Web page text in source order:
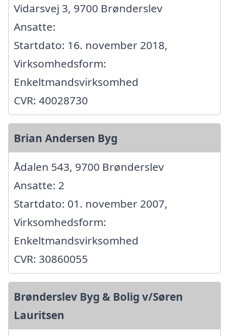
Vidarsvej 3, 9700 Brønderslev
Ansatte:
Startdato: 16. november 2018,
Virksomhedsform:
Enkeltmandsvirksomhed
CVR: 40028730
Brian Andersen Byg
Ådalen 543, 9700 Brønderslev
Ansatte: 2
Startdato: 01. november 2007,
Virksomhedsform:
Enkeltmandsvirksomhed
CVR: 30860055
Brønderslev Byg & Bolig v/Søren
Lauritsen